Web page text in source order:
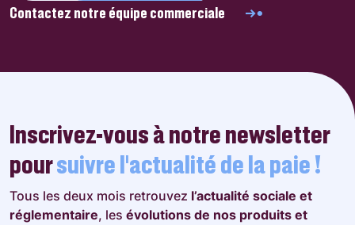
Contactez notre équipe commerciale
Inscrivez-vous à notre newsletter
poursuivre l’actualité de la paie !
Tous les deux mois retrouvez l’actualité sociale et
réglementaire, les évolutions de nos produits et